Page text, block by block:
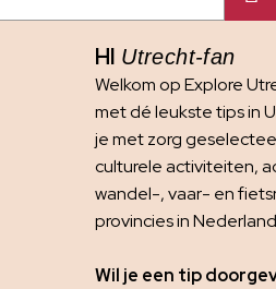
HI Utrecht-fan
Welkom op Explore
met dé leukste tips in
je met zorg
culturele activiteiten,
wandel-, vaar- en
provincies in
Wil je een tip